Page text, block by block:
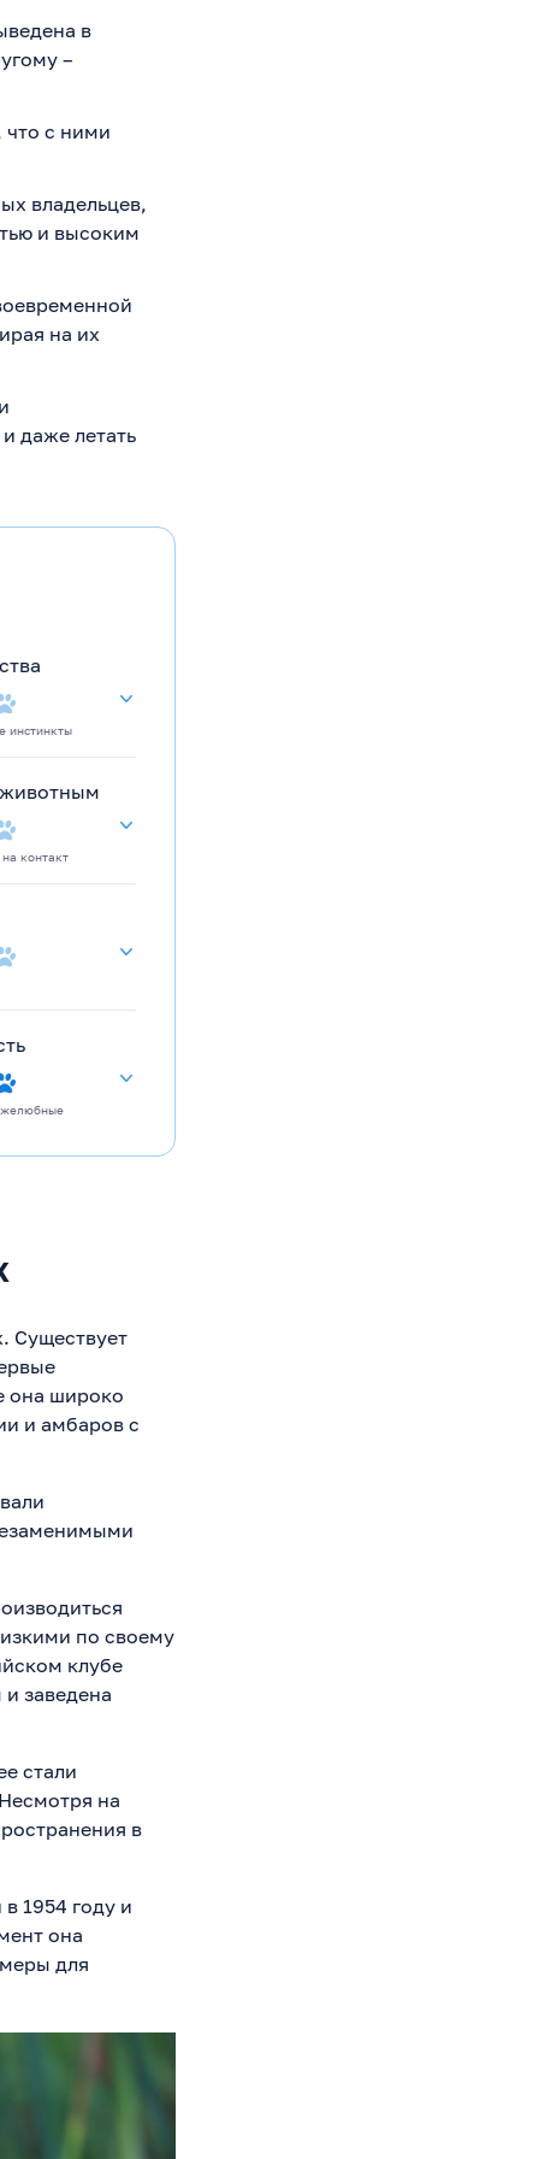
в
–
что с ними
владельцев,
и высоким
на их
даже летать
инстинкты
контакт
Существует
она широко
и амбаров с
по своему
клубе
заведена
стали
на
в
1954 году и
она
для